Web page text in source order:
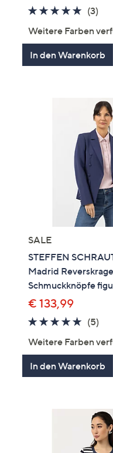
5.0
5
(3)
Weitere Farben
In den Warenkorb
SALE
STEFFEN
Madrid
Schmuckknöpfe
€ 133,99
5.0
(5)
Weitere Farben
In den Warenkorb